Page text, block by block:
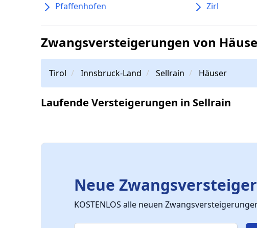
Pfaffenhofen
Zirl
Zwangsversteigerungen von
Tirol Innsbruck-Land Sellrain Häuser
Laufende Versteigerungen in Sellrain
Neue
KOSTENLOS alle neuen